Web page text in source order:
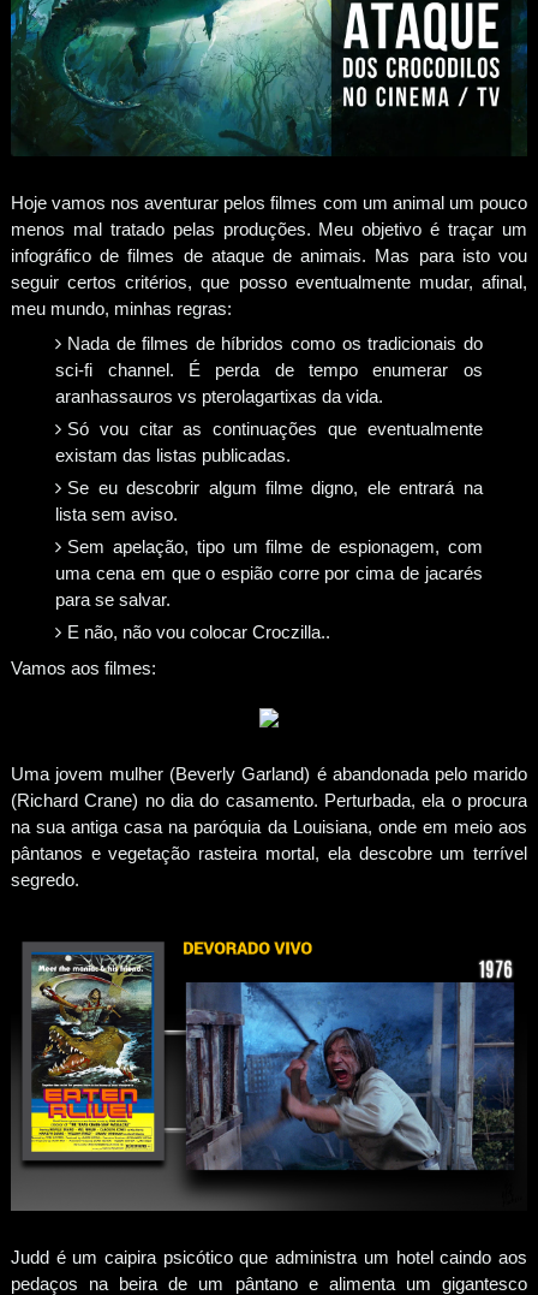
Hoje vamos nos aventurar pelos filmes com um animal um pouco
menos mal tratado pelas produções. Meu objetivo é traçar um
infográfico de filmes de ataque de animais. Mas para isto vou
seguir certos critérios, que posso eventualmente mudar, afinal,
meu mundo, minhas regras:
Nada de filmes de híbridos como os tradicionais do
sci-fi channel. É perda de tempo enumerar os
aranhassauros vs pterolagartixas da vida.
Só vou citar as continuações que eventualmente
existam das listas publicadas.
Se eu descobrir algum filme digno, ele entrará na
lista sem aviso.
Sem apelação, tipo um filme de espionagem, com
uma cena em que o espião corre por cima de jacarés
para se salvar.
E não, não vou colocar Croczilla..
Vamos aos filmes:
Uma jovem mulher (Beverly Garland) é abandonada pelo marido
(Richard Crane) no dia do casamento. Perturbada, ela o procura
na sua antiga casa na paróquia da Louisiana, onde em meio aos
pântanos e vegetação rasteira mortal, ela descobre um terrível
segredo.
Judd é um caipira psicótico que administra um hotel caindo aos
pedaços na beira de um pântano e alimenta um gigantesco